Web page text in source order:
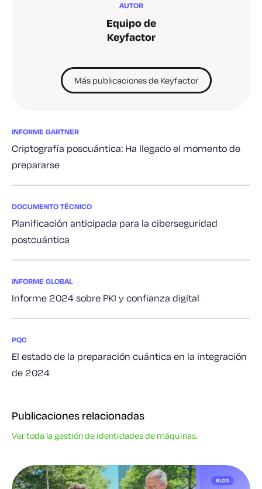
AUTOR
Equipo de
Keyfactor
Más publicaciones de Keyfactor
INFORME GARTNER
Criptografía poscuántica: Ha llegado el momento de
prepararse
DOCUMENTO TÉCNICO
Planificación anticipada para la ciberseguridad
postcuántica
INFORME GLOBAL
Informe 2024 sobre PKI y confianza digital
PQC
El estado de la preparación cuántica en la integración
de 2024
Publicaciones relacionadas
Ver toda la gestión de identidades de máquinas.